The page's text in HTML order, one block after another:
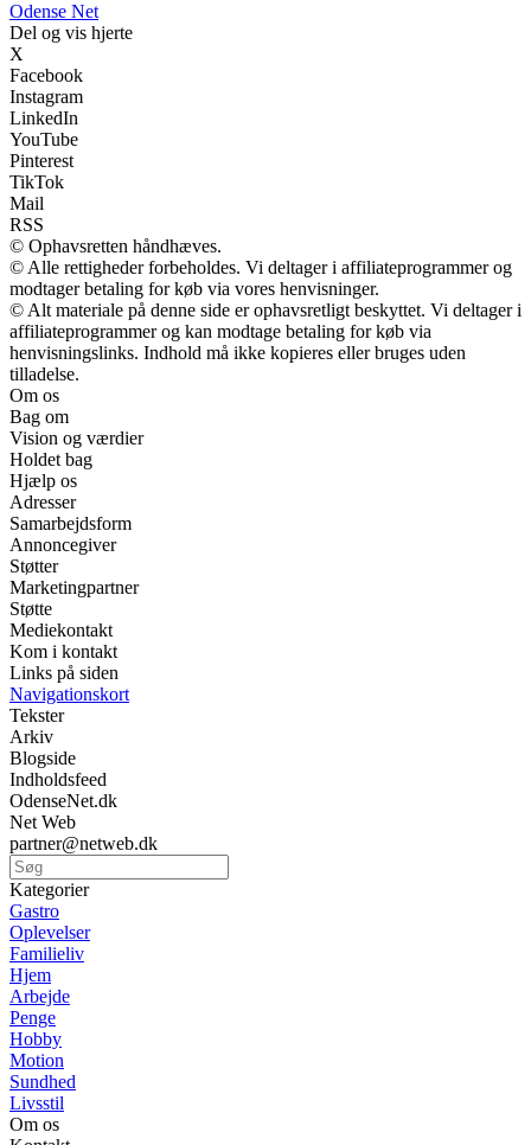
Odense Net
Del og vis hjerte
X
Facebook
Instagram
LinkedIn
YouTube
Pinterest
TikTok
Mail
RSS
© Ophavsretten håndhæves.
© Alle rettigheder forbeholdes. Vi deltager i affiliateprogrammer og
modtager betaling for køb via vores henvisninger.
© Alt materiale på denne side er ophavsretligt beskyttet. Vi deltager i
affiliateprogrammer og kan modtage betaling for køb via
henvisningslinks. Indhold må ikke kopieres eller bruges uden
tilladelse.
Om os
Bag om
Vision og værdier
Holdet bag
Hjælp os
Adresser
Samarbejdsform
Annoncegiver
Støtter
Marketingpartner
Støtte
Mediekontakt
Kom i kontakt
Links på siden
Navigationskort
Tekster
Arkiv
Blogside
Indholdsfeed
OdenseNet.dk
Net Web
partner@netweb.dk
Kategorier
Gastro
Oplevelser
Familieliv
Hjem
Arbejde
Penge
Hobby
Motion
Sundhed
Livsstil
Om os